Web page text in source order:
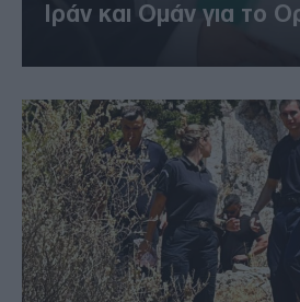
Ιράν και Ομάν για το